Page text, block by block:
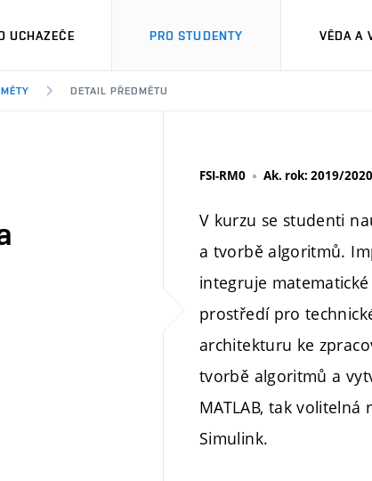
UCHAZEČE PRO STUDENTY VĚDA A
DETAIL PŘEDMĚTU
FSI-RM0 Ak. rok: 2019/2020
V kurzu se studenti
a tvorbě algoritmů.
integruje
prostředí pro
architekturu ke
tvorbě algoritmů a
MATLAB, tak
Simulink.